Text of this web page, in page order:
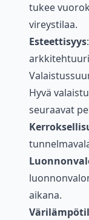
tukee
vireystilaa.
Esteettisyys
Hyvä
seuraavat
aikana.